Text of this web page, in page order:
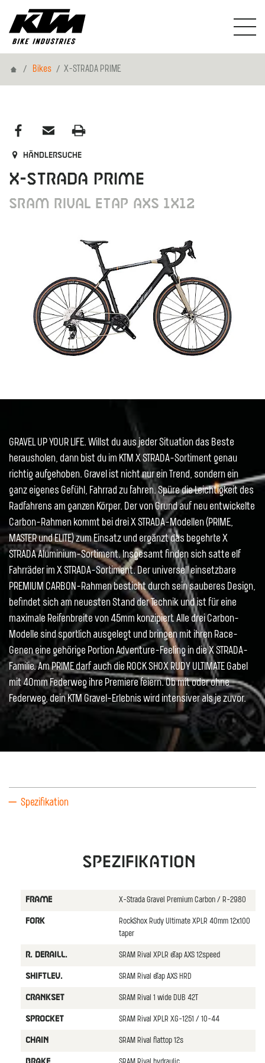
HomeBikes X-STRADA PRIME
Händlersuche
X-STRADA PRIME
SRAM Rival eTap AXS 1x12
GRAVEL UP YOUR LIFE. Willst du aus jeder Situation das Beste
herausholen, dann bist du im KTM X STRADA-Sortiment genau
richtig aufgehoben. Gravel ist nicht nur ein Trend, sondern ein
ganz eigenes Gefühl, Fahrrad zu fahren. Spüre die Leichtigkeit des
Radfahrens am ganzen Körper. Der von Grund auf neu entwickelte
Carbon-Rahmen kommt bei drei X STRADA-Modellen (PRIME,
MASTER und ELITE) zum Einsatz und ergänzt das begehrte X
STRADA Aluminium-Sortiment. Insgesamt finden sich satte elf
Fahrräder im X STRADA-Sortiment. Der universell einsetzbare
PREMIUM CARBON-Rahmen besticht durch sein sauberes Design,
befindet sich am neuesten Stand der Technik und ist für eine
maximale Reifenbreite von 45mm konzipiert. Alle drei Carbon-
Modelle sind sportlich ausgelegt und bringen mit ihren Race-
Genen eine gehörige Portion Adventure-Feeling in die X STRADA-
Familie. Am PRIME darf auch die ROCK SHOX RUDY ULTIMATE Gabel
mit 40mm Federweg ihre Premiere feiern. Ob mit oder ohne
Federweg, dein KTM Gravel-Erlebnis wird intensiver als je zuvor.
Spezifikation
Spezifikation
FRAME X-Strada Gravel Premium Carbon / R-2980
FORK
RockShox Rudy Ultimate XPLR 40mm 12x100
taper
R. DERAILL. SRAM Rival XPLR eTap AXS 12speed
SHIFTLEV. SRAM Rival eTap AXS HRD
CRANKSET SRAM Rival 1 wide DUB 42T
SPROCKET SRAM Rival XPLR XG-1251 / 10-44
CHAIN SRAM Rival flattop 12s
BRAKE